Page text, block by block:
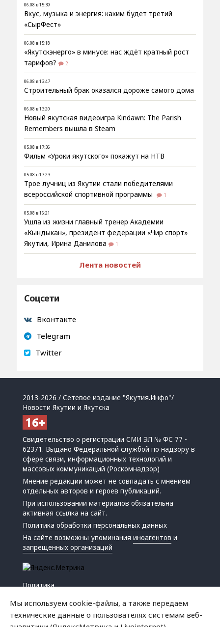
06.08 в 15:39
Вкус, музыка и энергия: каким будет третий
«СырФест»
06.08 в 15:18
«Якутскэнерго» в минусе: нас ждёт кратный рост
тарифов?
2
06.08 в 13:47
Строительный брак оказался дороже самого дома
06.08 в 13:20
Новый якутская видеоигра Kindawn: The Parish
Remembers вышла в Steam
05.08 в 17:36
Фильм «Уроки якутского» покажут на НТВ
05.08 в 17:23
Трое лучниц из Якутии стали победителями
всероссийской спортивной программы
1
05.08 в 16:21
Ушла из жизни главный тренер Академии
«Кындыкан», президент федерации «Чир спорт»
Якутии, Ирина Данилова
1
Лента новостей
Соцсети
Вконтакте
Telegram
Twitter
2013-2026 / Сетевое издание "Якутия.Инфо"/
Новости Якутии и Якутска
Свидетельство о регистрации СМИ ЭЛ № ФС 77 -
62371. Выдано Федеральной службой по надзору в
сфере связи, информационных технологий и
массовых коммуникаций (Роскомнадзор)
Мнение редакции может не совпадать с мнением
отдельных авторов и героев публикаций.
При использовании материалов обязательна
активная ссылка на сайт.
Политика обработки персональных данных
На сайте возможны упоминанияиноагентов и
запрещенных организаций
Политика
Мы используем cookie-файлы, а также передаем
технические данные о пользователях системам веб-